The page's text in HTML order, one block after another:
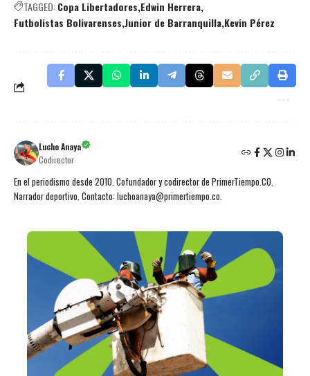
TAGGED:Copa Libertadores Edwin Herrera
Futbolistas Bolivarenses Junior de Barranquilla Kevin Pérez
Lucho Anaya
Codirector
En el periodismo desde 2010. Cofundador y codirector de PrimerTiempo.CO.
Narrador deportivo. Contacto: luchoanaya@primertiempo.co.